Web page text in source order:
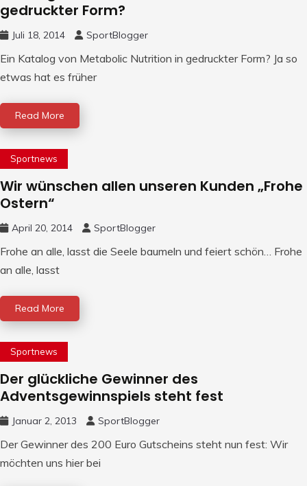
gedruckter Form?
Juli 18, 2014 SportBlogger
Ein Katalog von Metabolic Nutrition in gedruckter Form? Ja so
etwas hat es früher
Read More
Sportnews
Wir wünschen allen unseren Kunden „Frohe
Ostern“
April 20, 2014 SportBlogger
Frohe an alle, lasst die Seele baumeln und feiert schön… Frohe
an alle, lasst
Read More
Sportnews
Der glückliche Gewinner des
Adventsgewinnspiels steht fest
Januar 2, 2013 SportBlogger
Der Gewinner des 200 Euro Gutscheins steht nun fest: Wir
möchten uns hier bei